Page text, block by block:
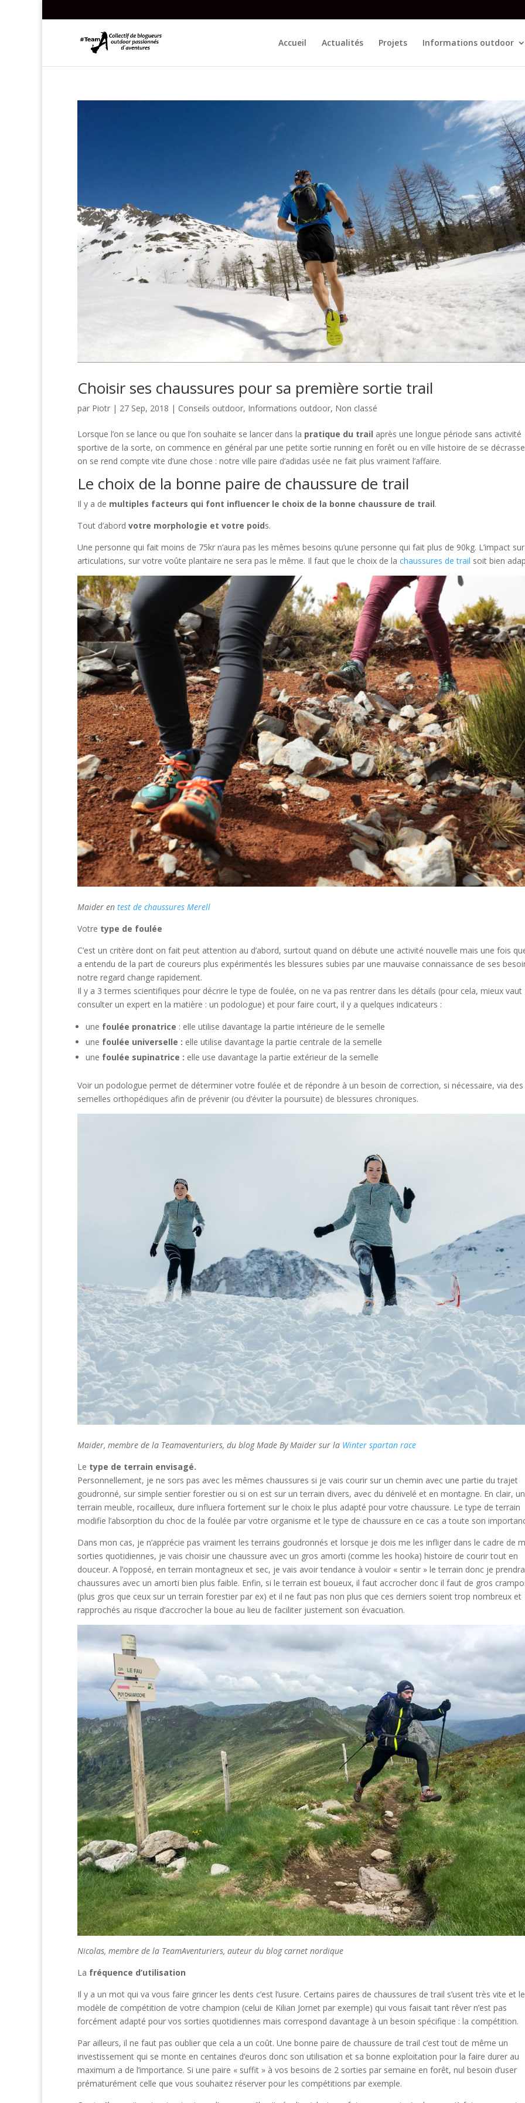
Accueil Actualités Projets Informations outdoor
Choisir ses chaussures pour sa première sortie trail
par Piotr | 27 Sep, 2018 | Conseils outdoor, Informations outdoor, Non classé
Lorsque l’on se lance ou que l’on souhaite se lancer dans la pratique du trail après une longue période sans activité
sportive de la sorte, on commence en général par une petite sortie running en forêt ou en ville histoire de se
on se rend compte vite d’une chose : notre ville paire d’adidas usée ne fait plus vraiment l’affaire.
Le choix de la bonne paire de chaussure de trail
Il y a de multiples facteurs qui font influencer le choix de la bonne chaussure de trail.
Tout d’abord votre morphologie et votre poids.
Une personne qui fait moins de 75kr n’aura pas les mêmes besoins qu’une personne qui fait plus de 90kg. L’impact
articulations, sur votre voûte plantaire ne sera pas le même. Il faut que le choix de la chaussures de trail soit bien
Maider en test de chaussures Merell
Votre type de foulée
C’est un critère dont on fait peut attention au d’abord, surtout quand on débute une activité nouvelle mais une fois
a entendu de la part de coureurs plus expérimentés les blessures subies par une mauvaise connaissance de ses
notre regard change rapidement.
Il y a 3 termes scientifiques pour décrire le type de foulée, on ne va pas rentrer dans les détails (pour cela, mieux vaut
consulter un expert en la matière : un podologue) et pour faire court, il y a quelques indicateurs :
une foulée pronatrice : elle utilise davantage la partie intérieure de le semelle
une foulée universelle : elle utilise davantage la partie centrale de la semelle
une foulée supinatrice : elle use davantage la partie extérieur de la semelle
Voir un podologue permet de déterminer votre foulée et de répondre à un besoin de correction, si nécessaire, via des
semelles orthopédiques afin de prévenir (ou d’éviter la poursuite) de blessures chroniques.
Maider, membre de la Teamaventuriers, du blog Made By Maider sur la Winter spartan race
Le type de terrain envisagé.
Personnellement, je ne sors pas avec les mêmes chaussures si je vais courir sur un chemin avec une partie du trajet
goudronné, sur simple sentier forestier ou si on est sur un terrain divers, avec du dénivelé et en montagne. En clair, un
terrain meuble, rocailleux, dure influera fortement sur le choix le plus adapté pour votre chaussure. Le type de terrain
modifie l’absorption du choc de la foulée par votre organisme et le type de chaussure en ce cas a toute son
Dans mon cas, je n’apprécie pas vraiment les terrains goudronnés et lorsque je dois me les infliger dans le cadre de
sorties quotidiennes, je vais choisir une chaussure avec un gros amorti (comme les hooka) histoire de courir tout en
douceur. A l’opposé, en terrain montagneux et sec, je vais avoir tendance à vouloir « sentir » le terrain donc je
chaussures avec un amorti bien plus faible. Enfin, si le terrain est boueux, il faut accrocher donc il faut de gros
(plus gros que ceux sur un terrain forestier par ex) et il ne faut pas non plus que ces derniers soient trop nombreux et
rapprochés au risque d’accrocher la boue au lieu de faciliter justement son évacuation.
Nicolas, membre de la TeamAventuriers, auteur du blog carnet nordique
La fréquence d’utilisation
Il y a un mot qui va vous faire grincer les dents c’est l’usure. Certains paires de chaussures de trail s’usent très vite et le
modèle de compétition de votre champion (celui de Kilian Jornet par exemple) qui vous faisait tant rêver n’est pas
forcément adapté pour vos sorties quotidiennes mais correspond davantage à un besoin spécifique : la compétition.
Par ailleurs, il ne faut pas oublier que cela a un coût. Une bonne paire de chaussure de trail c’est tout de même un
investissement qui se monte en centaines d’euros donc son utilisation et sa bonne exploitation pour la faire durer au
maximum a de l’importance. Si une paire « suffit » à vos besoins de 2 sorties par semaine en forêt, nul besoin d’user
prématurément celle que vous souhaitez réserver pour les compétitions par exemple.